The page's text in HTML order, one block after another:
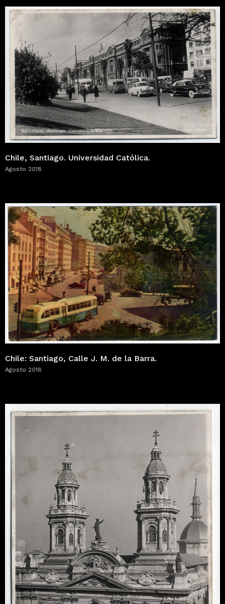
Chile, Santiago. Universidad Católica.
Agosto 2018
Chile: Santiago, Calle J. M. de la Barra.
Agosto 2018